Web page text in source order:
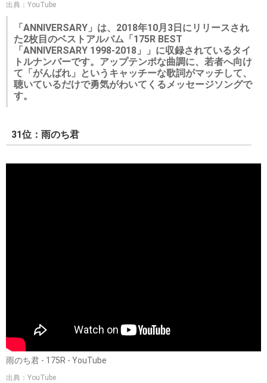
出典：YouTube
「ANNIVERSARY」は、2018年10月3日にリリースされ
た2枚目のベストアルバム「175R BEST
「ANNIVERSARY 1998-2018」」に収録されているタイ
トルナンバーです。アップテンポな曲調に、若者へ向け
て「がんばれ」というキャッチーな歌詞がマッチして、
聴いているだけで勇気がわいてくるメッセージソングで
す。
31位：雨のち君
雨のち君 - 175R - YouTube
出典：YouTube